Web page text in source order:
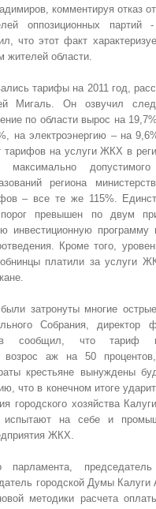
комментируя отказ от
оппозиционных
что этот факт
жителей области.
тарифы на 2011 год,
Мигаль. Он озвучил
по области вырос на
на электроэнергию – на
на услуги ЖКХ в
региона
– все те же 115%.
превышен по двум
инвестиционную
Кроме того,
обнинцы платили за услуги
затронуты многие
Собрания, директор
сообщил, что тариф
возрос аж на 50
крестьяне вынуждены
что в конечном итоге
городского хозяйства
на себе и
ЖКХ.
парламента,
городской Думы
методики расчета